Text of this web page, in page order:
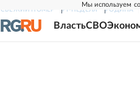
Мы используем
СВЕЖИЙ НОМЕР РГ-НЕДЕЛЯ РОДИНА
ВластьСВО